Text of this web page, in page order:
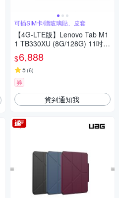
可插SIM卡/贈玻璃貼、皮套
【4G-LTE版】Lenovo Tab M1
1 TB330XU (8G/128G) 11吋平
板電腦
$6,888
5 (6)
券
貨到通知我